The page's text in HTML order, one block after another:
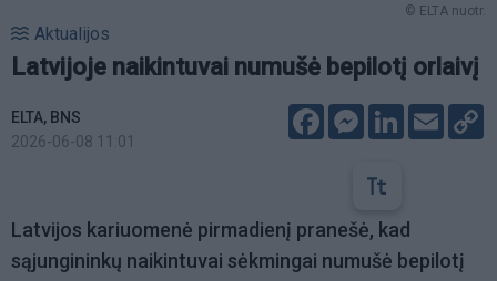
© ELTA nuotr.
Aktualijos
Latvijoje naikintuvai numušė bepilotį orlaivį
ELTA, BNS
2026-06-08 11:01
FacebookMessenger
LinkedIn
Email
Latvijos kariuomenė pirmadienį pranešė, kad
sąjungininkų naikintuvai sėkmingai numušė bepilotį